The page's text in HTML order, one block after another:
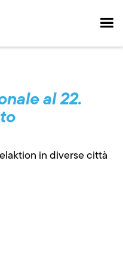
al 22.
in diverse città